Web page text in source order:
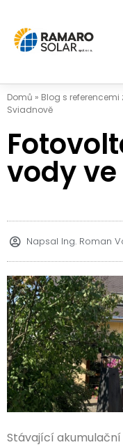
Domů » Blog s
Sviadnově
vody
Napsal Ing. Roman
Stávající akumulační